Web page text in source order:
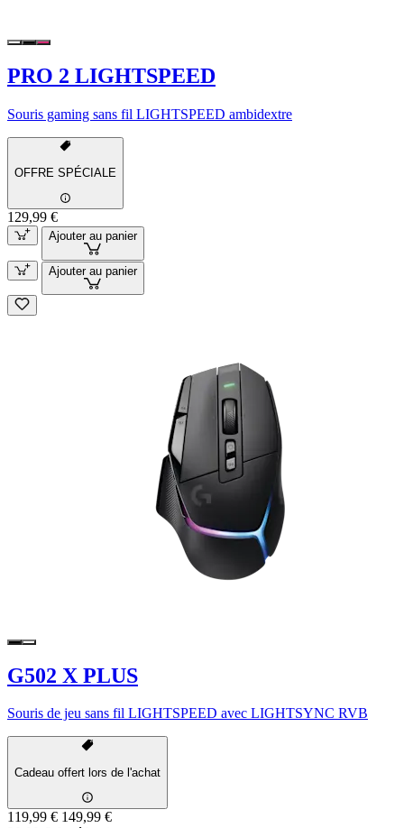
PRO 2 LIGHTSPEED
Souris gaming sans fil LIGHTSPEED ambidextre
OFFRE SPÉCIALE
129,99 €
Ajouter au panier
Ajouter au panier
G502 X PLUS
Souris de jeu sans fil LIGHTSPEED avec LIGHTSYNC RVB
Cadeau offert lors de l'achat
119,99 € 149,99 €